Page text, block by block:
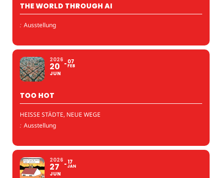
THE WORLD THROUGH AI
: Ausstellung
2026
20
JUN
07
FEB
TOO HOT
HEISSE STÄDTE, NEUE WEGE
: Ausstellung
2026
27
JUN
17
JAN